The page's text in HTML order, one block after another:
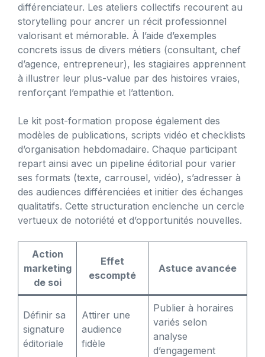
différenciateur. Les ateliers collectifs recourent au
storytelling pour ancrer un récit professionnel
valorisant et mémorable. À l’aide d’exemples
concrets issus de divers métiers (consultant, chef
d’agence, entrepreneur), les stagiaires apprennent
à illustrer leur plus-value par des histoires vraies,
renforçant l’empathie et l’attention.
Le kit post-formation propose également des
modèles de publications, scripts vidéo et checklists
d’organisation hebdomadaire. Chaque participant
repart ainsi avec un pipeline éditorial pour varier
ses formats (texte, carrousel, vidéo), s’adresser à
des audiences différenciées et initier des échanges
qualitatifs. Cette structuration enclenche un cercle
vertueux de notoriété et d’opportunités nouvelles.
Action
marketing
de soi
Effet
escompté
Astuce avancée
Définir sa
signature
éditoriale
Attirer une
audience
fidèle
Publier à horaires
variés selon
analyse
d’engagement